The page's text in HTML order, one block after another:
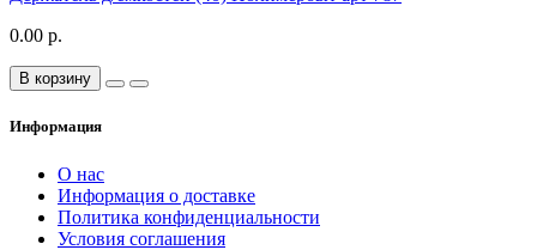
0.00 р.
В корзину
Информация
О нас
Информация о доставке
Политика конфиденциальности
Условия соглашения